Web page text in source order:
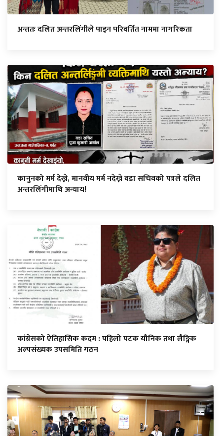
अन्ततः दलित अन्तरलिंगीले पाइन परिवर्तित नाममा नागरिकता
कानुनको मर्म देख्ने, मानवीय मर्म नदेख्ने वडा सचिवको पत्रले दलित
अन्तरलिंगीमाथि अन्याय!
कांग्रेसको ऐतिहासिक कदम : पहिलो पटक यौनिक तथा लैङ्गिक
अल्पसंख्यक उपसमिति गठन